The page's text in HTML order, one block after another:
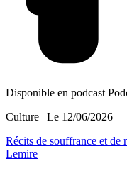
Disponible en podcast
Culture | Le 12/06/2026
Récits de souffrance et de
Lemire